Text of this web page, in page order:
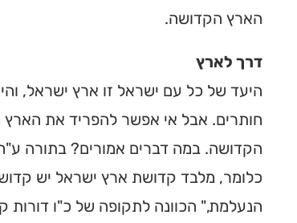
הארץ הקדושה.
דרך לארץ
היעד של כל עם ישראל זו ארץ ישראל,
חותרים. אבל אי אפשר להפריד את
הקדושה. במה דברים אמורים? בתורה
כלומר, מלבד קדושת ארץ ישראל יש
הנעלמת," הכוונה לתקופה של כ"ו דורות